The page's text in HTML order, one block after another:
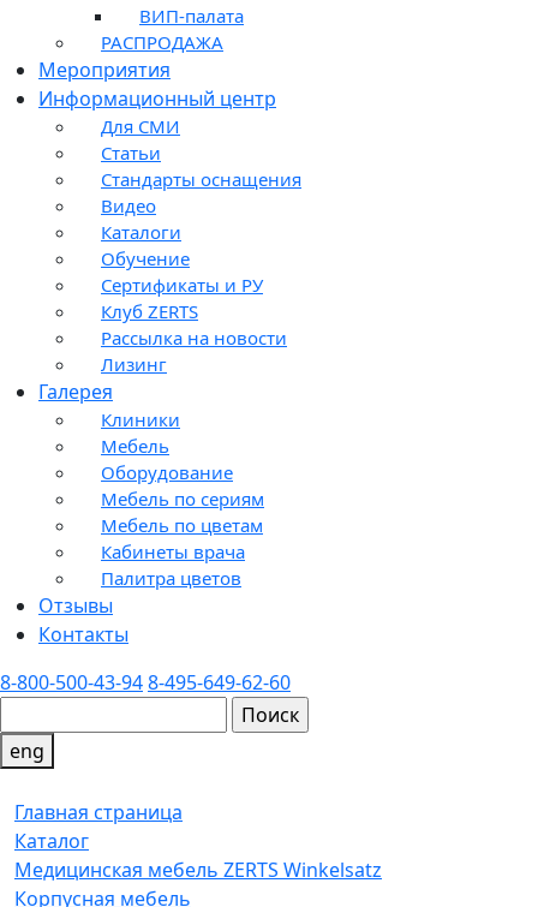
ВИП-палата
РАСПРОДАЖА
Мероприятия
Информационный центр
Для СМИ
Статьи
Стандарты оснащения
Видео
Каталоги
Обучение
Сертификаты и РУ
Клуб ZERTS
Рассылка на новости
Лизинг
Галерея
Клиники
Мебель
Оборудование
Мебель по сериям
Мебель по цветам
Кабинеты врача
Палитра цветов
Отзывы
Контакты
8-800-500-43-948-495-649-62-60
eng
Главная страница
Каталог
Медицинская мебель ZERTS Winkelsatz
Корпусная мебель